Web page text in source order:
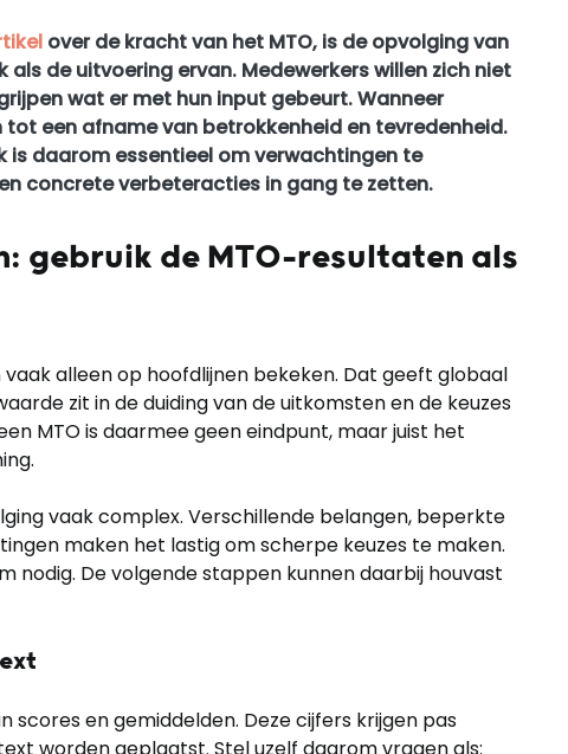
over de kracht van het MTO, is de opvolging van
de uitvoering ervan. Medewerkers willen zich niet
wat er met hun input gebeurt. Wanneer
een afname van betrokkenheid en tevredenheid.
is daarom essentieel om verwachtingen te
concrete verbeteracties in gang te zetten.
gebruik de MTO-resultaten als
alleen op hoofdlijnen bekeken. Dat geeft globaal
zit in de duiding van de uitkomsten en de keuzes
MTO is daarmee geen eindpunt, maar juist het
vaak complex. Verschillende belangen, beperkte
maken het lastig om scherpe keuzes te maken.
nodig. De volgende stappen kunnen daarbij houvast
scores en gemiddelden. Deze cijfers krijgen pas